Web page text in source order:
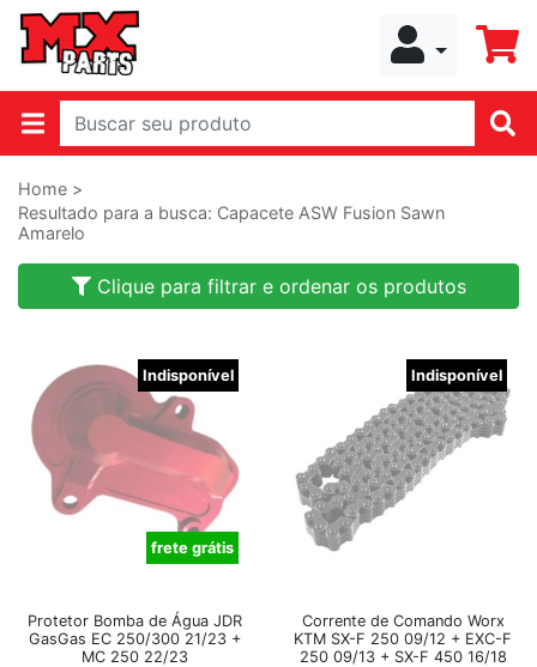
Home >
Resultado para a busca: Capacete ASW Fusion Sawn
Amarelo
Clique para filtrar e ordenar os produtos
Indisponível
frete grátis
Protetor Bomba de Água JDR
GasGas EC 250/300 21/23 +
MC 250 22/23
Indisponível
Corrente de Comando Worx
KTM SX-F 250 09/12 + EXC-F
250 09/13 + SX-F 450 16/18